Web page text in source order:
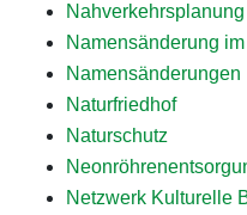
Nahverkehrsplanung
Namensänderung
Namensänderungen
Naturfriedhof
Naturschutz
Netzwerk Kulturelle